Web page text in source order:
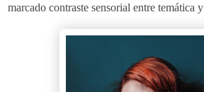
marcado contraste sensorial entre temática